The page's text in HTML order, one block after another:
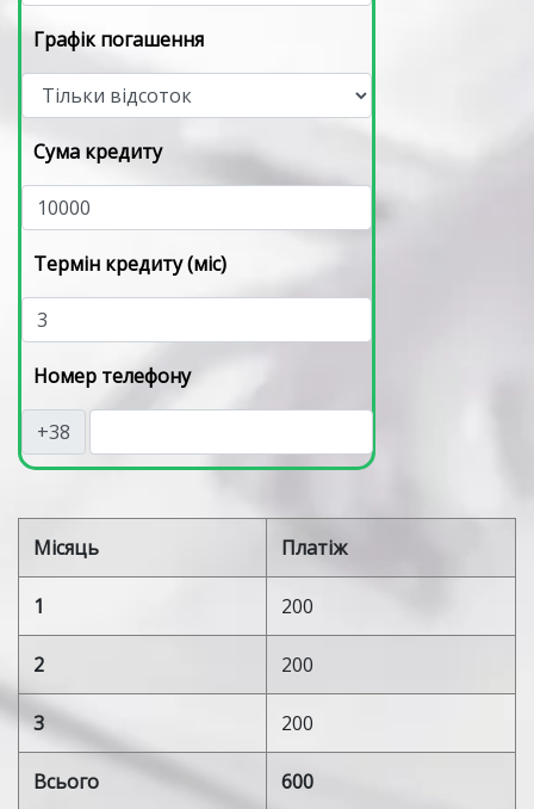
Графік погашення
Сума кредиту
Термін кредиту (міс)
Номер телефону
+38
Місяць Платіж
1 200
2 200
3 200
Всього 600